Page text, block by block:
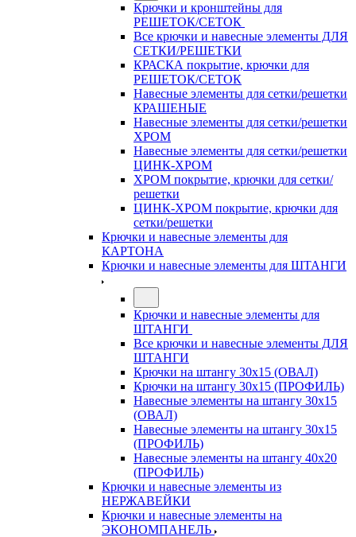
Крючки и кронштейны для
РЕШЕТОК/СЕТОК
Все крючки и навесные элементы ДЛЯ
СЕТКИ/РЕШЕТКИ
КРАСКА покрытие, крючки для
РЕШЕТОК/СЕТОК
Навесные элементы для сетки/решетки
КРАШЕНЫЕ
Навесные элементы для сетки/решетки
ХРОМ
Навесные элементы для сетки/решетки
ЦИНК-ХРОМ
ХРОМ покрытие, крючки для сетки/
решетки
ЦИНК-ХРОМ покрытие, крючки для
сетки/решетки
Крючки и навесные элементы для
КАРТОНА
Крючки и навесные элементы для ШТАНГИ
Крючки и навесные элементы для
ШТАНГИ
Все крючки и навесные элементы ДЛЯ
ШТАНГИ
Крючки на штангу 30х15 (ОВАЛ)
Крючки на штангу 30х15 (ПРОФИЛЬ)
Навесные элементы на штангу 30х15
(ОВАЛ)
Навесные элементы на штангу 30х15
(ПРОФИЛЬ)
Навесные элементы на штангу 40х20
(ПРОФИЛЬ)
Крючки и навесные элементы из
НЕРЖАВЕЙКИ
Крючки и навесные элементы на
ЭКОНОМПАНЕЛЬ